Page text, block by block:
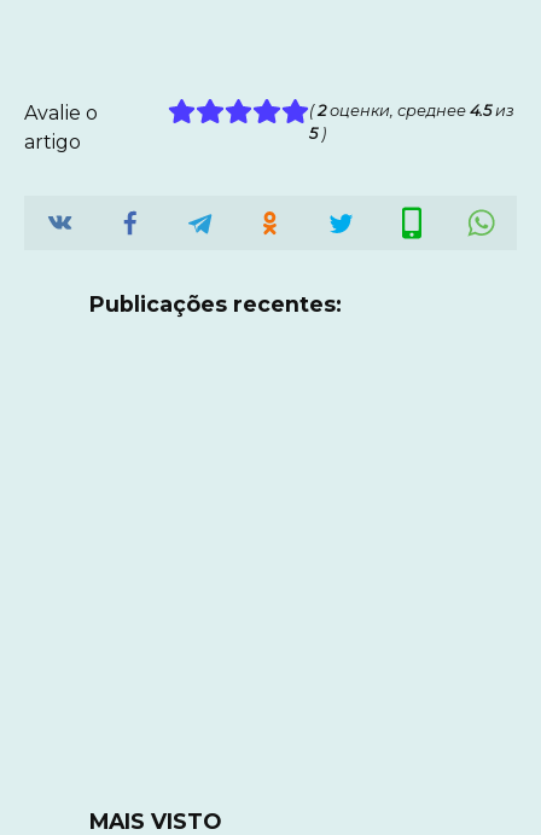
Avalie o
artigo
(2оценки, среднее 4.5из
5)
Publicações recentes:
MAIS VISTO